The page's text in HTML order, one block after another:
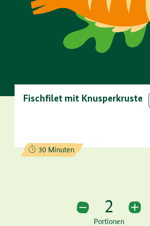
Fischfilet mit Knusperkruste
Zubereitungszeit:
30 Minuten
2 Portionen
2
Portionen